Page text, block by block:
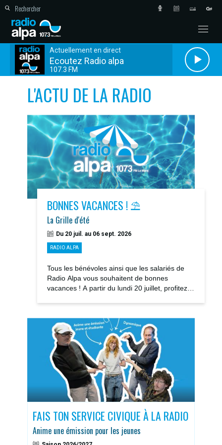
Actuellement en direct
Ecoutez Radio alpa
107.3 FM
L'ACTU DE LA RADIO
BONNES VACANCES ! ⛱️
La Grille d'été
Du 20 juil. au 06 sept. 2026
RADIO ALPA
Tous les bénévoles ainsi que les salariés de
Radio Alpa vous souhaitent de bonnes
vacances ! A partir du lundi 20 juillet, profitez
FAIS TON SERVICE CIVIQUE À LA RADIO
Anime une émission pour les jeunes